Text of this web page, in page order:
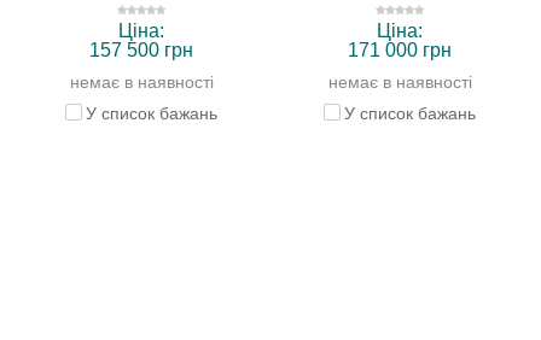
Ціна:
157 500 грн
немає в наявності
У список бажань
Ціна:
171 000 грн
немає в наявності
У список бажань